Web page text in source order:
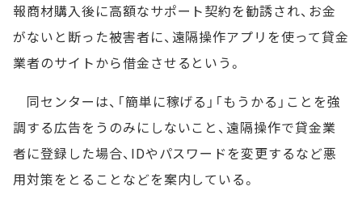
報商材購入後に高額なサポート契約を勧誘され、お金
がないと断った被害者に、遠隔操作アプリを使って貸金
業者のサイトから借金させるという。
同センターは、「簡単に稼げる」「もうかる」ことを強
調する広告をうのみにしないこと、遠隔操作で貸金業
者に登録した場合、IDやパスワードを変更するなど悪
用対策をとることなどを案内している。